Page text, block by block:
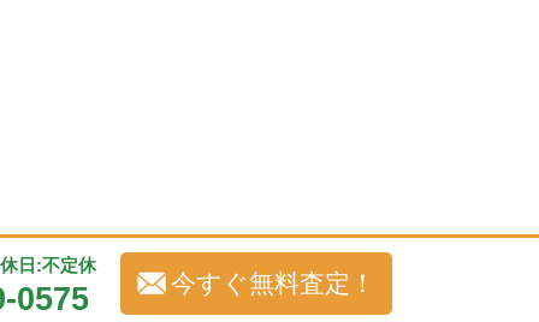
日:不定休
0575 今すぐ無料査定！